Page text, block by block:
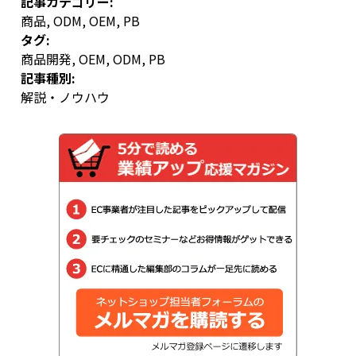
商品,ODM,OEM, PB
タグ:
商品開発,OEM,ODM, PB
記事種別:
解説・ノウハウ